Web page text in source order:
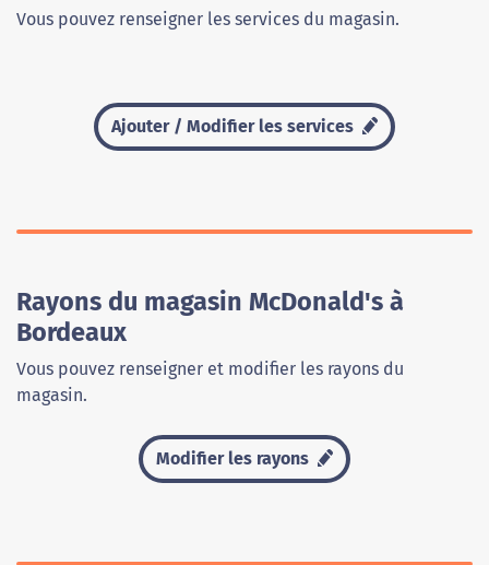
Vous pouvez renseigner les services du magasin.
Ajouter / Modifier les services
Rayons du magasin McDonald's à
Bordeaux
Vous pouvez renseigner et modifier les rayons du
magasin.
Modifier les rayons